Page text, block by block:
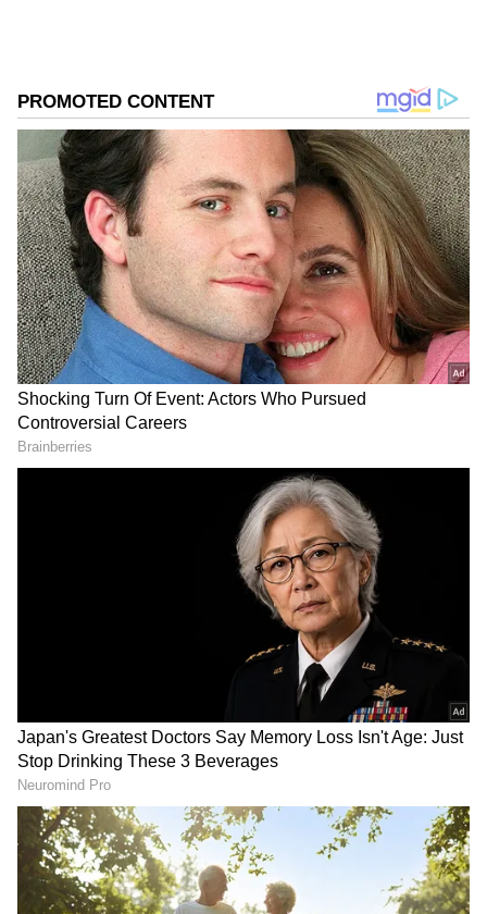
ಸಮಗ್ರ ಸುದ್ದಿ ಮೂಲವನ್ನಾಗಿ asianet suvarna news ಅನ್ನು
ಆಯ್ಕೆ ಮಾಡಿಕೊಳ್ಳಿ
ಹೇಗೆಲ್ಲ ಹಣ ಹೂಡಿಕೆ ಮಾಡಬಹುದು?
"ಬೆಂಗಳೂರಿನಲ್ಲಿ ಮಿಲೇನಿಯಲ್ ಕುಟುಂಬವಾಗಿ ನಾವು ನಮ್ಮ
ಹಣವನ್ನು ಹೇಗೆ ಹೂಡಿಕೆ ಮಾಡುತ್ತೇವೆ ಎಂಬುದನ್ನು ಹೇಳ್ತೀವಿ.
ಕ್ರಮೇಣವಾಗಿ ತಮ್ಮ ಎಸ್‌ಐಪಿಗಳನ್ನು (SIPs) ಹೆಚ್ಚು
ಮಾಡಿದ್ದು, ಈಗ ತಿಂಗಳಿಗೆ ₹65,000 ಕೊಡುತ್ತಿದ್ದೇವೆ” ಎಂದು